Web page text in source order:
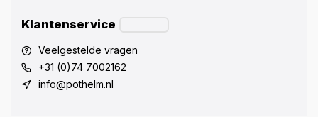
Klantenservice
Veelgestelde vragen
+31 (0)74 7002162
info@pothelm.nl